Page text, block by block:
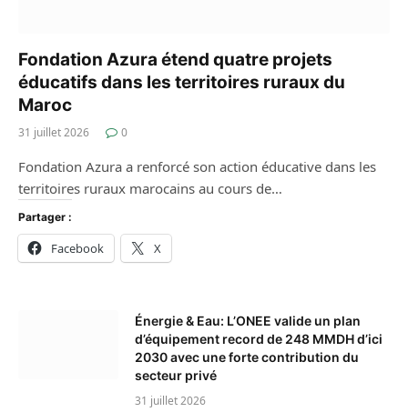
Fondation Azura étend quatre projets
éducatifs dans les territoires ruraux du
Maroc
31 juillet 2026 0
Fondation Azura a renforcé son action éducative dans les
territoires ruraux marocains au cours de…
Partager :
Facebook X
Énergie & Eau: L’ONEE valide un plan
d’équipement record de 248 MMDH d’ici
2030 avec une forte contribution du
secteur privé
31 juillet 2026